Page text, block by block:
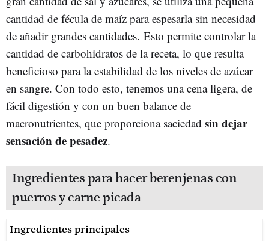
cantidad de fécula de maíz para espesarla sin necesidad
de añadir grandes cantidades. Esto permite controlar la
cantidad de carbohidratos de la receta, lo que resulta
beneficioso para la estabilidad de los niveles de azúcar
en sangre. Con todo esto, tenemos una cena ligera, de
fácil digestión y con un buen balance de
macronutrientes, que proporciona saciedad sin dejar
sensación de pesadez.
Ingredientes para hacer berenjenas con
puerros y carne picada
Ingredientes principales